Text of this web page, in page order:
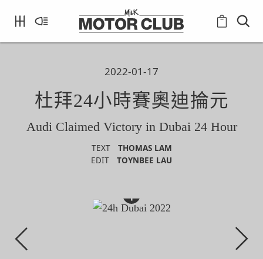
2022-01-17
杜拜24小時賽奧迪掄元
Audi Claimed Victory in Dubai 24 Hour
TEXT
THOMAS LAM
EDIT
TOYNBEE LAU
+